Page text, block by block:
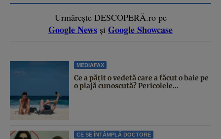
Urmărește DESCOPERĂ.ro pe
Google News și Google Showcase
MEDIAFAX
Ce a pățit o vedetă care a făcut o baie pe
o plajă cunoscută? Pericolele...
CE SE ÎNTÂMPLĂ DOCTORE